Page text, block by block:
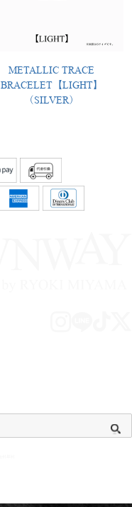
METALLIC TRACE
BRACELET【LIGHT】
（SILVER）